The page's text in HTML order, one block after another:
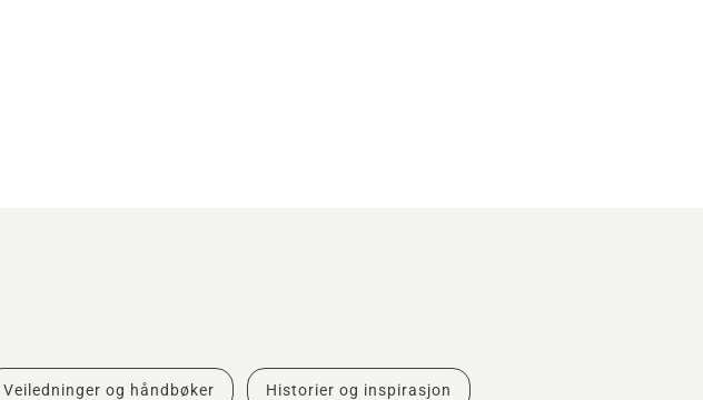
Veiledninger og håndbøker Historier og inspirasjon